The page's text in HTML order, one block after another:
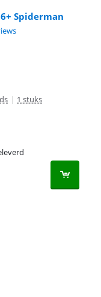
Spiderman
| 1 stuks